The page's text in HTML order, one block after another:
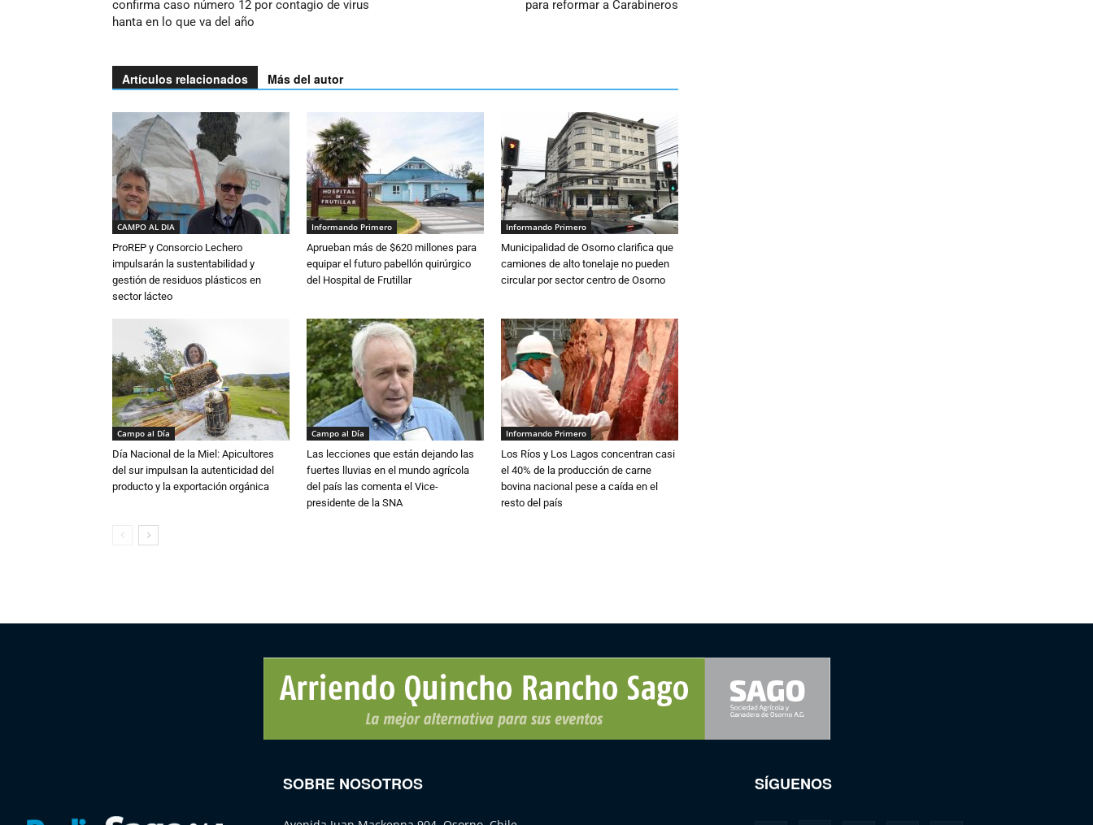
confirma caso número 12 por contagio de virus
hanta en lo que va del año
para reformar a Carabineros
Artículos relacionados Más del autor
CAMPO AL DIA
ProREP y Consorcio Lechero
impulsarán la sustentabilidad y
gestión de residuos plásticos en
sector lácteo
Informando Primero
Aprueban más de $620 millones para
equipar el futuro pabellón quirúrgico
del Hospital de Frutillar
Informando Primero
Municipalidad de Osorno clarifica que
camiones de alto tonelaje no pueden
circular por sector centro de Osorno
Campo al Día
Día Nacional de la Miel: Apicultores
del sur impulsan la autenticidad del
producto y la exportación orgánica
Campo al Día
Las lecciones que están dejando las
fuertes lluvias en el mundo agrícola
del país las comenta el Vice-
presidente de la SNA
Informando Primero
Los Ríos y Los Lagos concentran casi
el 40% de la producción de carne
bovina nacional pese a caída en el
resto del país
SOBRE NOSOTROS SÍGUENOS